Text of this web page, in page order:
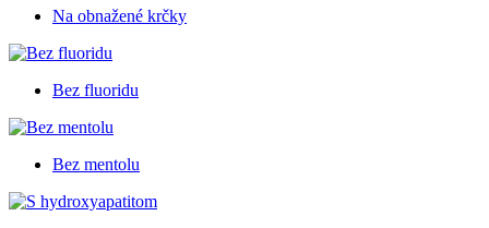
Na obnažené krčky
Bez fluoridu
Bez mentolu